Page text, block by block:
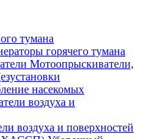
тумана
горячего тумана
Мотоопрыскиватели,
насекомых
воздуха и поверхностей